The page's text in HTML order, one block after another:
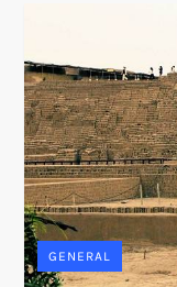
GENERAL